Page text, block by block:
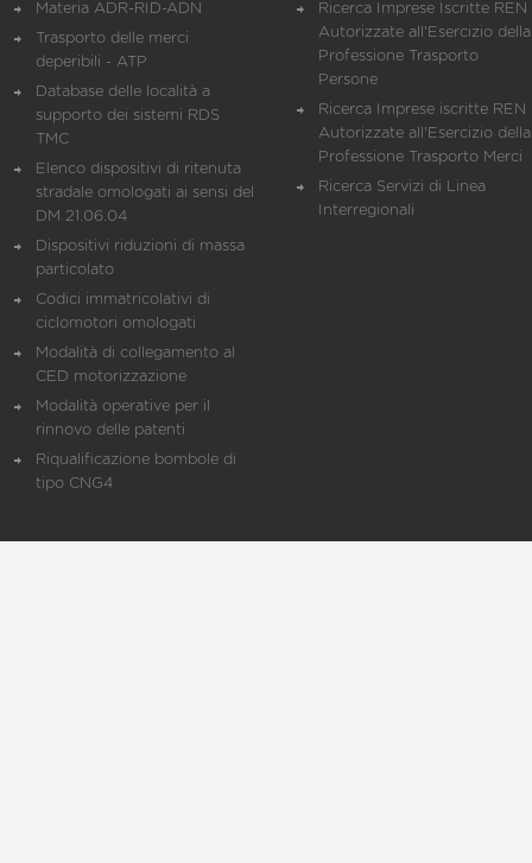
Materia ADR-RID-ADN
Trasporto delle merci
deperibili - ATP
Database delle località a
supporto dei sistemi RDS
TMC
Elenco dispositivi di ritenuta
stradale omologati ai sensi del
DM 21.06.04
Dispositivi riduzioni di massa
particolato
Codici immatricolativi di
ciclomotori omologati
Modalità di collegamento al
CED motorizzazione
Modalità operative per il
rinnovo delle patenti
Riqualificazione bombole di
tipo CNG4
Ricerca Imprese Iscritte REN
Autorizzate all'Esercizio della
Professione Trasporto
Persone
Ricerca Imprese iscritte REN
Autorizzate all'Esercizio della
Professione Trasporto Merci
Ricerca Servizi di Linea
Interregionali